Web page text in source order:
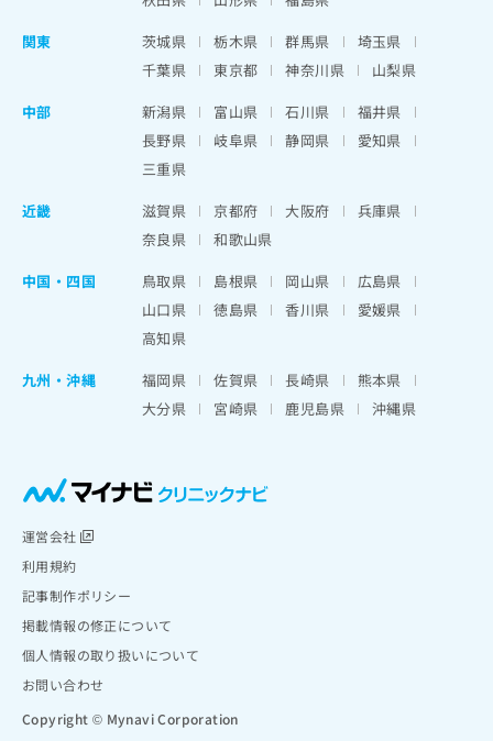
関東
茨城県 栃木県 群馬県
埼玉県
千葉県
東京都 神奈川県
山梨県
中部
新潟県 富山県 石川県
福井県
長野県
岐阜県 静岡県
愛知県
三重県
近畿
滋賀県 京都府 大阪府
兵庫県
奈良県
和歌山県
中国・四国
鳥取県 島根県 岡山県
広島県
山口県
徳島県 香川県
愛媛県
高知県
九州・沖縄
福岡県 佐賀県 長崎県
熊本県
大分県
宮崎県 鹿児島県 沖縄県
運営会社
利用規約
記事制作ポリシー
掲載情報の修正について
個人情報の取り扱いについて
お問い合わせ
Copyright © Mynavi Corporation